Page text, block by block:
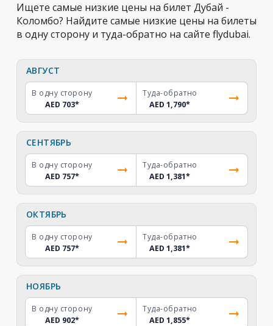
Ищете самые низкие цены на билет Дубай -
Коломбо? Найдите самые низкие цены на билеты
в одну сторону и туда-обратно на сайте flydubai.
АВГУСТ
В одну сторону
AED 703*
Туда-обратно
AED 1,790*
СЕНТЯБРЬ
В одну сторону
AED 757*
Туда-обратно
AED 1,381*
ОКТЯБРЬ
В одну сторону
AED 757*
Туда-обратно
AED 1,381*
НОЯБРЬ
В одну сторону
AED 902*
Туда-обратно
AED 1,855*